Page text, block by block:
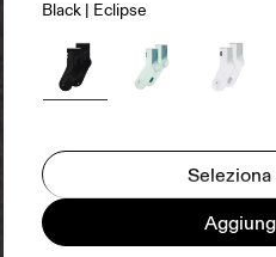
Black | Eclipse